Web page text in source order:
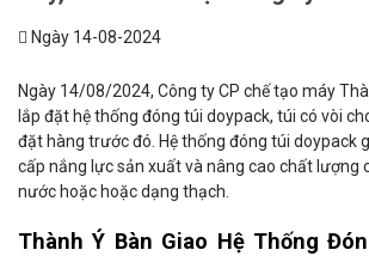
Ngày 14-08-2024
Ngày 14/08/2024, Công ty CP chế tạo máy
lắp đặt hệ thống đóng túi doypack, túi có vòi
đặt hàng trước đó. Hệ thống đóng túi doypack
cấp nắng lực sản xuất và nâng cao chất lượng
nước hoặc hoặc dạng thạch.
Thành Ý Bàn Giao Hệ Thống